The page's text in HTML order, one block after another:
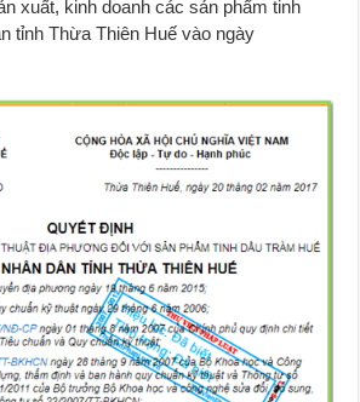
xuất, kinh doanh các sản phẩm tinh
tỉnh Thừa Thiên Huế vào ngày